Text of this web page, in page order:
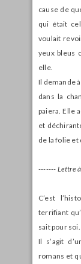
cause de
qui était
voulait
yeux bleus
elle.
Il demande
dans la
paiera. Elle
et
de la folie et
------- Lettre
C’est
terrifiant
sait pour soi.
Il s’agit
romans et